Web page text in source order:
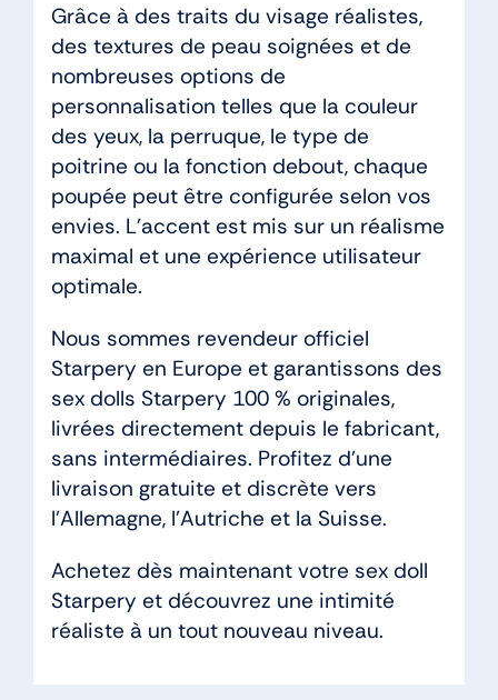
Grâce à des traits du visage réalistes,
des textures de peau soignées et de
nombreuses options de
personnalisation telles que la couleur
des yeux, la perruque, le type de
poitrine ou la fonction debout, chaque
poupée peut être configurée selon vos
envies. L’accent est mis sur un réalisme
maximal et une expérience utilisateur
optimale.
Nous sommes revendeur officiel
Starpery en Europe et garantissons des
sex dolls Starpery 100 % originales,
livrées directement depuis le fabricant,
sans intermédiaires. Profitez d’une
livraison gratuite et discrète vers
l’Allemagne, l’Autriche et la Suisse.
Achetez dès maintenant votre sex doll
Starpery et découvrez une intimité
réaliste à un tout nouveau niveau.